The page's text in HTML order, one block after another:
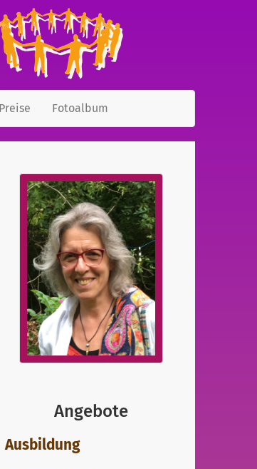
Preise Fotoalbum
Angebote
Ausbildung